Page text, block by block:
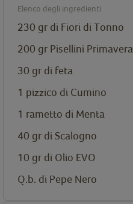
Elenco degli ingredienti
230 gr di Fiori di Tonno
200 gr Pisellini Primavera
30 gr di feta
1 pizzico di Cumino
1 rametto di Menta
40 gr di Scalogno
10 gr di Olio EVO
Q.b. di Pepe Nero